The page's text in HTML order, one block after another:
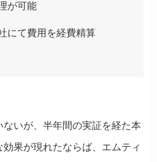
が可能
にて費用を経費精算
いが、半年間の実証を経た本
果が現れたならば、エムティ